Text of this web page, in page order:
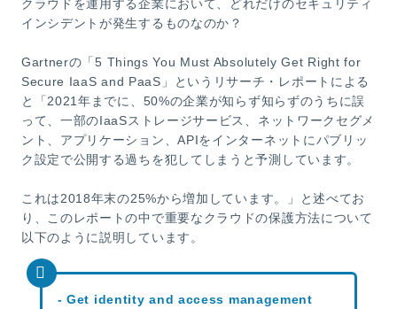
クラウドを運用する企業において、どれだけのセキュリティ
インシデントが発生するものなのか？
Gartnerの「5 Things You Must Absolutely Get Right for
Secure IaaS and PaaS」というリサーチ・レポートによる
と「2021年までに、50%の企業が知らず知らずのうちに誤
って、一部のIaaSストレージサービス、ネットワークセグメ
ント、アプリケーション、APIをインターネットにパブリッ
ク設定で公開する過ちを犯してしまうと予測しています。
これは2018年末の25%から増加しています。」と述べてお
り、このレポートの中で重要なクラウドの保護方法について
以下のように説明しています。
- Get identity and access management